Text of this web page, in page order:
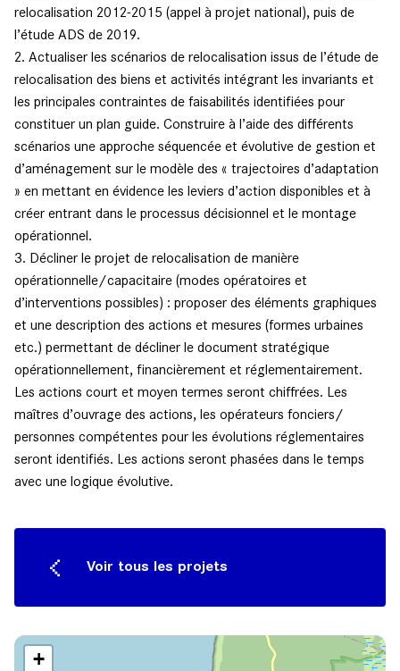
relocalisation 2012-2015 (appel à projet national), puis de
l’étude ADS de 2019.
2. Actualiser les scénarios de relocalisation issus de l’étude de
relocalisation des biens et activités intégrant les invariants et
les principales contraintes de faisabilités identifiées pour
constituer un plan guide. Construire à l’aide des différents
scénarios une approche séquencée et évolutive de gestion et
d’aménagement sur le modèle des « trajectoires d’adaptation
» en mettant en évidence les leviers d’action disponibles et à
créer entrant dans le processus décisionnel et le montage
opérationnel.
3. Décliner le projet de relocalisation de manière
opérationnelle/capacitaire (modes opératoires et
d’interventions possibles) : proposer des éléments graphiques
et une description des actions et mesures (formes urbaines
etc.) permettant de décliner le document stratégique
opérationnellement, financièrement et réglementairement.
Les actions court et moyen termes seront chiffrées. Les
maîtres d’ouvrage des actions, les opérateurs fonciers/
personnes compétentes pour les évolutions réglementaires
seront identifiés. Les actions seront phasées dans le temps
avec une logique évolutive.
Voir tous les projets
+